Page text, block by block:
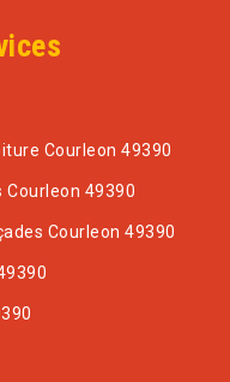
Courleon 49390
49390
Courleon 49390